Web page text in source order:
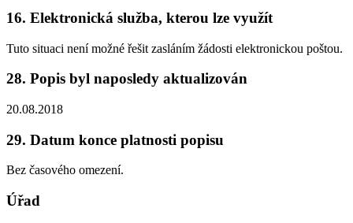
16. Elektronická služba, kterou lze využít
Tuto situaci není možné řešit zasláním žádosti elektronickou poštou.
28. Popis byl naposledy aktualizován
20.08.2018
29. Datum konce platnosti popisu
Bez časového omezení.
Úřad